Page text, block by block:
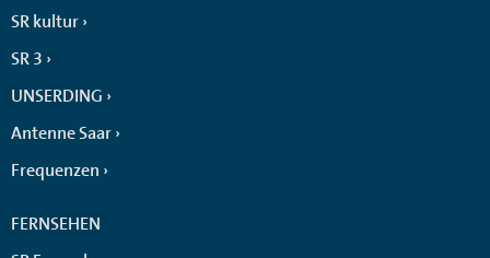
SR kultur
SR 3
UNSERDING
Antenne Saar
Frequenzen
FERNSEHEN